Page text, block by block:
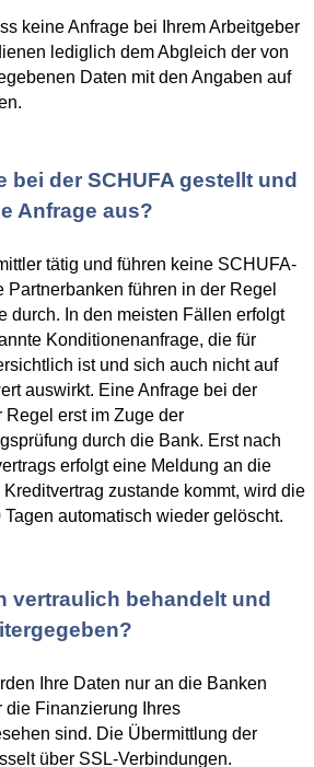
keine Anfrage bei Ihrem Arbeitgeber
lediglich dem Abgleich der von
Daten mit den Angaben auf
bei der SCHUFA gestellt und
Anfrage aus?
tätig und führen keine SCHUFA-
Partnerbanken führen in der Regel
durch. In den meisten Fällen erfolgt
Konditionenanfrage, die für
ist und sich auch nicht auf
auswirkt. Eine Anfrage bei der
Regel erst im Zuge der
durch die Bank. Erst nach
erfolgt eine Meldung an die
zustande kommt, wird die
automatisch wieder gelöscht.
vertraulich behandelt und
Ihre Daten nur an die Banken
die Finanzierung Ihres
sind. Die Übermittlung der
über SSL-Verbindungen.